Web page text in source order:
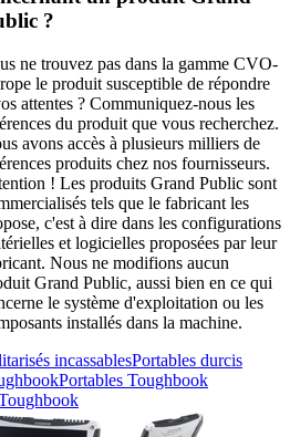
?
ne trouvez pas dans la gamme CVO-
le produit susceptible de répondre
attentes ? Communiquez-nous les
du produit que vous recherchez.
avons accès à plusieurs milliers de
produits chez nos fournisseurs.
! Les produits Grand Public sont
tels que le fabricant les
c'est à dire dans les configurations
et logicielles proposées par leur
Nous ne modifions aucun
Grand Public, aussi bien en ce qui
le système d'exploitation ou les
installés dans la machine.
Portables durcis
Portables Toughbook